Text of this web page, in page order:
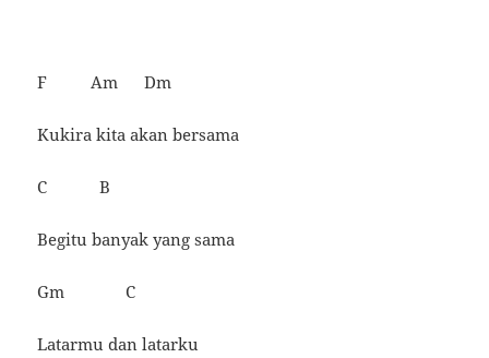
F Am Dm
Kukira kita akan bersama
C B
Begitu banyak yang sama
Gm C
Latarmu dan latarku